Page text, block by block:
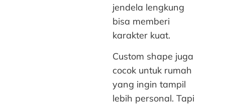
jendela lengkung
bisa memberi
karakter kuat.
Custom shape juga
cocok untuk rumah
yang ingin tampil
lebih personal. Tapi